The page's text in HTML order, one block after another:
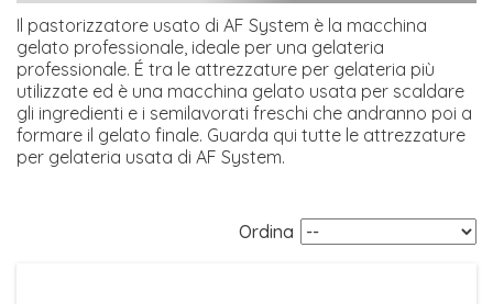
Il pastorizzatore usato di AF System è la macchina
gelato professionale, ideale per una gelateria
professionale. É tra le attrezzature per gelateria più
utilizzate ed è una macchina gelato usata per scaldare
gli ingredienti e i semilavorati freschi che andranno poi a
formare il gelato finale. Guarda qui tutte le attrezzature
per gelateria usata di AF System.
Ordina